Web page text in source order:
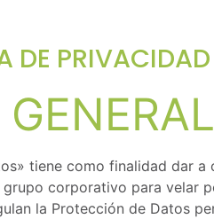
DE PRIVACIDAD
tiene como finalidad dar
corporativo para velar
la Protección de Datos